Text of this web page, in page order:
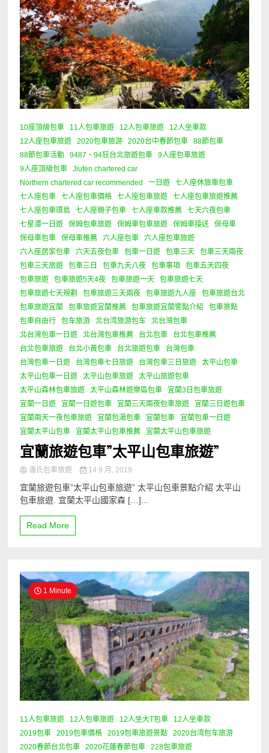
10座頂級包車 11人包車旅遊 12人包車旅遊
12人坐車款
12人座包車旅遊
2020包車旅游 2020台中春節包車
88節包車
88節包車活動
9487、94狂台北旅遊包車
9人座包車旅遊
9人座頂級包車
Jiufen chartered car
Northern chartered car recommended
一日遊
七人座休旅車包車
七人座包車
七人座包車價格 七人座包車旅遊
七人座包車旅遊推薦
七人座包車環島
七人座親子包車 七人座車款推薦
七天六夜包車
七星潭一日遊
保姆包車旅遊 保姆車包車旅遊 保姆車接送
保母車
保母車包車
保母車推薦 六人座包車
六人座包車旅遊
六人座居家包車
六天五夜包車 包車一日遊 包車三天
包車三天兩夜
包車三天旅遊
包車三日 包車九天八夜 包車事項
包車五天四夜
包車旅遊
包車旅遊5天4夜 包車旅遊一天
包車旅遊七天
包車旅遊七天規劃
包車旅遊三天兩夜 包車旅遊九人座
包車旅遊台北
包車旅遊宜蘭
包車旅遊宜蘭推薦 包車旅遊宜蘭警點介紹
包車景點
包車自由行
包车旅游 北台湾旅游包车
北台灣包車
北台灣包車一日遊
北台灣包車推薦 台北包車
台北包車推薦
台北包車旅遊
台北小黃包車 台北旅遊包車
台灣包車
台灣包車一日遊
台灣包車七日旅遊 台灣包車三日旅遊
太平山包車
太平山包車一日遊
太平山包車旅遊
太平山旅遊包車
太平山森林包車旅遊
太平山森林遊樂區包車
宜蘭3日包車旅遊
宜蘭一日遊
宜蘭一日遊包車 宜蘭三天兩夜包車旅遊
宜蘭三日遊包車
宜蘭兩天一夜包車旅遊
宜蘭包湯包車 宜蘭包車
宜蘭包車一日遊
宜蘭太平山包車
宜蘭太平山包車推薦 宜蘭太平山包車旅遊
宜蘭旅遊包車”太平山包車旅遊”
潘氏包車旅遊 14 9 月, 2019
宜蘭旅遊包車”太平山包車旅遊” 太平山包車景點介紹 太平山
包車旅遊. 宜蘭太平山國家森 […]...
Read More
1 Minute
11人包車旅遊 12人包車旅遊 12人坐大T包車
12人坐車款
2019包車
2019包車價格 2019包車旅遊景點
2020台湾包车旅游
2020春節台北包車
2020花蓮春節包車
228包車旅遊